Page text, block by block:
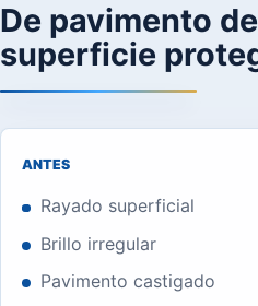
De pavimento
superficie
ANTES
Rayado superficial
Brillo irregular
Pavimento castigado